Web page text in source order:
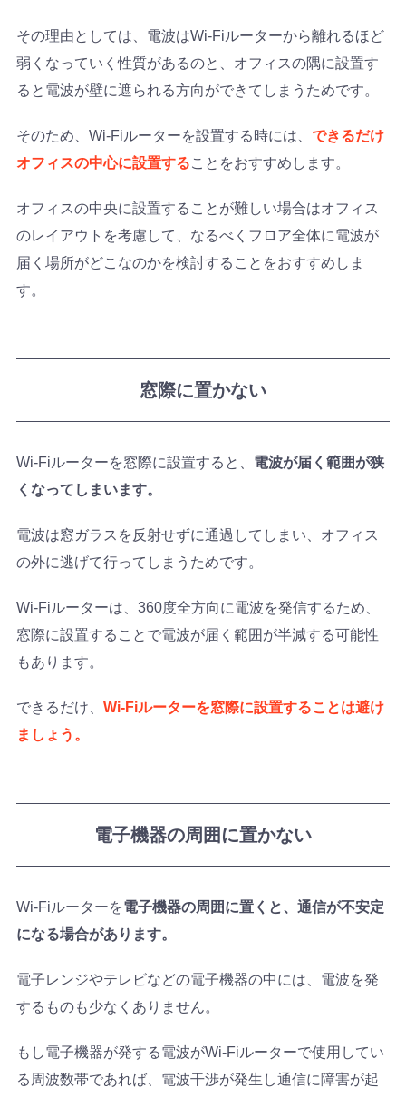
その理由としては、電波はWi-Fiルーターから離れるほど
弱くなっていく性質があるのと、オフィスの隅に設置す
ると電波が壁に遮られる方向ができてしまうためです。
そのため、Wi-Fiルーターを設置する時には、 できるだけ
オフィスの中心に設置することをおすすめします。
オフィスの中央に設置することが難しい場合はオフィス
のレイアウトを考慮して、なるべくフロア全体に電波が
届く場所がどこなのかを検討することをおすすめしま
す。
窓際に置かない
Wi-Fiルーターを窓際に設置すると、 電波が届く範囲が狭
くなってしまいます。
電波は窓ガラスを反射せずに通過してしまい、オフィス
の外に逃げて行ってしまうためです。
Wi-Fiルーターは、360度全方向に電波を発信するため、
窓際に設置することで電波が届く範囲が半減する可能性
もあります。
できるだけ、 Wi-Fiルーターを窓際に設置することは避け
ましょう。
電子機器の周囲に置かない
Wi-Fiルーターを電子機器の周囲に置くと、通信が不安定
になる場合があります。
電子レンジやテレビなどの電子機器の中には、電波を発
するものも少なくありません。
もし電子機器が発する電波がWi-Fiルーターで使用してい
る周波数帯であれば、電波干渉が発生し通信に障害が起